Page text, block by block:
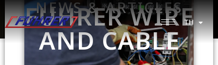
TH
EN
FUHRER WIRE
AND CABLE
NEWS & ARTICLES